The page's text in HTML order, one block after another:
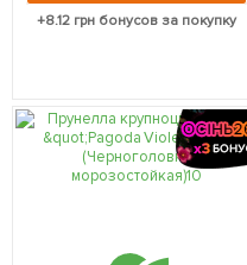
+8.12 грн бонусов за покупку